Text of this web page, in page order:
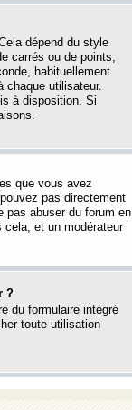
dépend du style
carrés ou de points,
habituellement
chaque utilisateur.
à disposition. Si
que vous avez
pas directement
pas abuser du forum en
cela, et un modérateur
?
du formulaire intégré
toute utilisation